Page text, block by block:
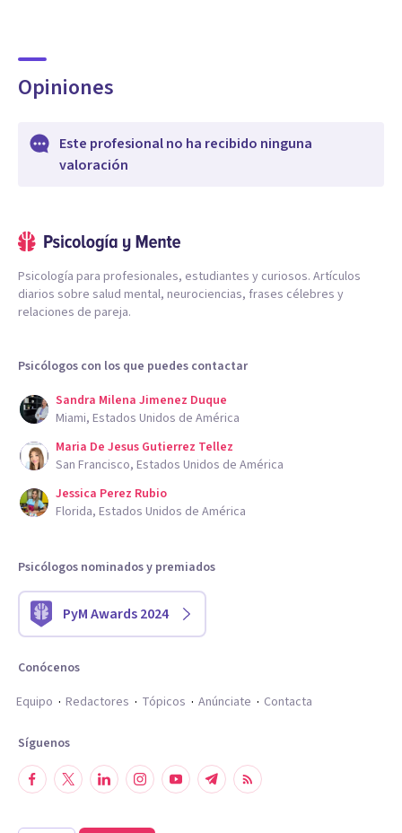
Opiniones
Este profesional no ha recibido ninguna
valoración
Psicología para profesionales, estudiantes y curiosos. Artículos
diarios sobre salud mental, neurociencias, frases célebres y
relaciones de pareja.
Psicólogos con los que puedes contactar
Sandra Milena Jimenez Duque
Miami, Estados Unidos de América
Maria De Jesus Gutierrez Tellez
San Francisco, Estados Unidos de América
Jessica Perez Rubio
Florida, Estados Unidos de América
Psicólogos nominados y premiados
PyM Awards 2024
Conócenos
Equipo
Redactores Tópicos Anúnciate Contacta
Síguenos